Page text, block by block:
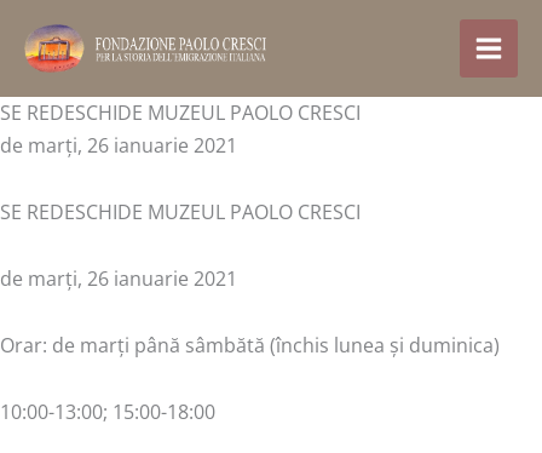
conținut
SE REDESCHIDE MUZEUL PAOLO CRESCI
de marți, 26 ianuarie 2021
SE REDESCHIDE MUZEUL PAOLO CRESCI
de marți, 26 ianuarie 2021
Orar: de marți până sâmbătă (închis lunea și duminica)
10:00-13:00; 15:00-18:00